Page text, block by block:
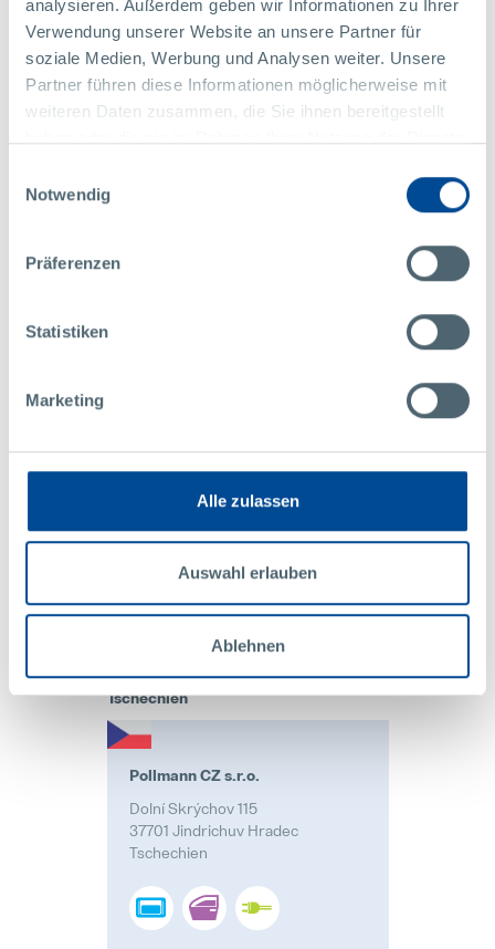
analysieren. Außerdem geben wir Informationen zu Ihrer
Verwendung unserer Website an unsere Partner für
soziale Medien, Werbung und Analysen weiter. Unsere
Partner führen diese Informationen möglicherweise mit
weiteren Daten zusammen, die Sie ihnen bereitgestellt
Notwendig
Präferenzen
Statistiken
Marketing
Alle zulassen
Auswahl erlauben
Ablehnen
Tel: +52 415 140 0290
office@pollmann.mx
KONTAKT
ISO 9001:2015
IATF 16949:2016
ISO 14001:2015
Fax: +86 512 5700-3691
Tschechien
Pollmann CZ s.r.o.
Dolní Skrýchov 115
37701 Jindrichuv Hradec
Tschechien